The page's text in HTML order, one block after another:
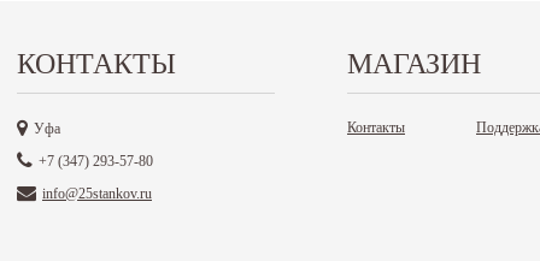
КОНТАКТЫ
Уфа
+7 (347) 293-57-80
info@25stankov.ru
МАГАЗИН
Контакты